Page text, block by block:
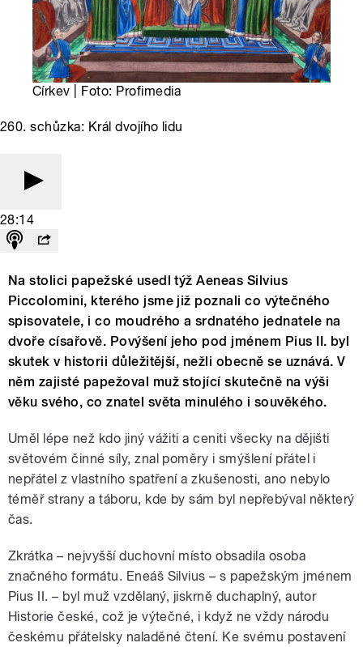
Církev | Foto: Profimedia
260. schůzka: Král dvojího lidu
28:14
Na stolici papežské usedl týž Aeneas Silvius
Piccolomini, kterého jsme již poznali co výtečného
spisovatele, i co moudrého a srdnatého jednatele na
dvoře císařově. Povýšení jeho pod jménem Pius II. byl
skutek v historii důležitější, nežli obecně se uznává. V
něm zajisté papežoval muž stojící skutečně na výši
věku svého, co znatel světa minulého i souvěkého.
Uměl lépe než kdo jiný vážiti a ceniti všecky na dějišti
světovém činné síly, znal poměry i smýšlení přátel i
nepřátel z vlastního spatření a zkušenosti, ano nebylo
téměř strany a táboru, kde by sám byl nepřebýval některý
čas.
Zkrátka – nejvyšší duchovní místo obsadila osoba
značného formátu. Eneáš Silvius – s papežským jménem
Pius II. – byl muž vzdělaný, jiskrně duchaplný, autor
Historie české, což je výtečné, i když ne vždy národu
českému přátelsky naladěné čtení. Ke svému postavení